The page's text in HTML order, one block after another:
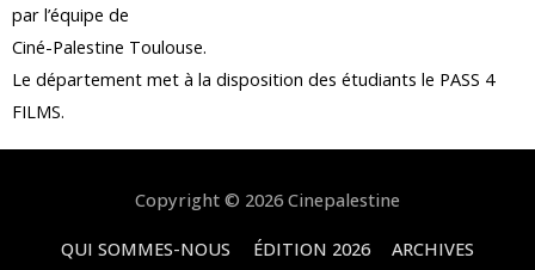
par l’équipe de
Ciné-Palestine Toulouse.
Le département met à la disposition des étudiants le PASS 4
FILMS.
Copyright © 2026 Cinepalestine
QUI SOMMES-NOUS ÉDITION 2026
ARCHIVES